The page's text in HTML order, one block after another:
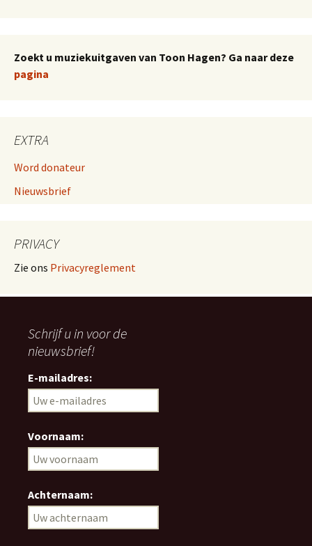
Zoekt u muziekuitgaven van Toon Hagen? Ga naar deze
pagina
EXTRA
Word donateur
Nieuwsbrief
PRIVACY
Zie ons Privacyreglement
Schrijf u in voor de
nieuwsbrief!
E-mailadres:
Voornaam:
Achternaam: